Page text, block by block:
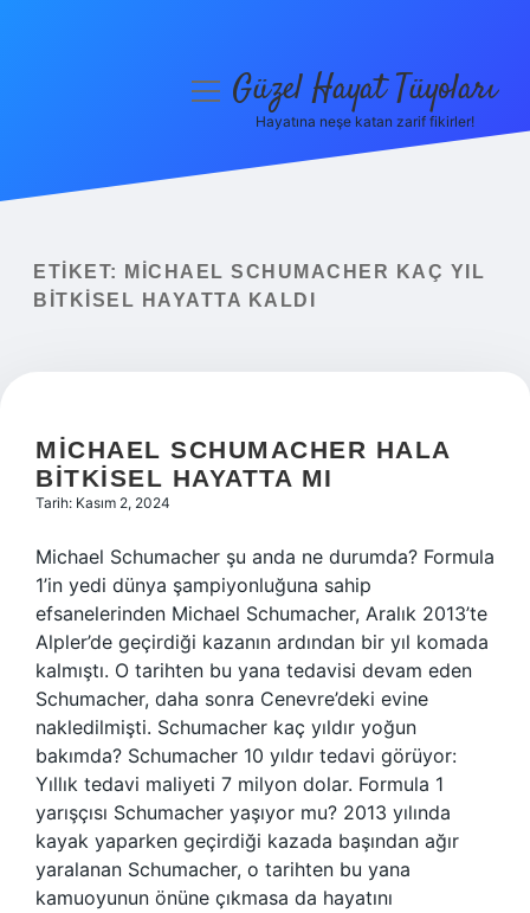
Yasal Uyarı
menüyüGüzel Hayat Tüyoları
Hayatına neşe katan zarif fikirler!
ETIKET:
MICHAEL SCHUMACHER KAÇ YIL
BITKISEL HAYATTA KALDI
MICHAEL SCHUMACHER HALA
BITKISEL HAYATTA MI
Tarih: Kasım 2, 2024
Michael Schumacher şu anda ne durumda? Formula
1’in yedi dünya şampiyonluğuna sahip
efsanelerinden Michael Schumacher, Aralık 2013’te
Alpler’de geçirdiği kazanın ardından bir yıl komada
kalmıştı. O tarihten bu yana tedavisi devam eden
Schumacher, daha sonra Cenevre’deki evine
nakledilmişti. Schumacher kaç yıldır yoğun
bakımda? Schumacher 10 yıldır tedavi görüyor:
Yıllık tedavi maliyeti 7 milyon dolar. Formula 1
yarışçısı Schumacher yaşıyor mu? 2013 yılında
kayak yaparken geçirdiği kazada başından ağır
yaralanan Schumacher, o tarihten bu yana
kamuoyunun önüne çıkmasa da hayatını